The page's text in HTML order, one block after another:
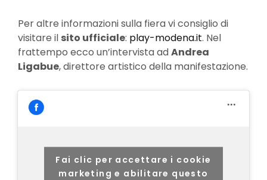
Per altre informazioni sulla fiera vi consiglio di
visitare il sito ufficiale: play-modena.it. Nel
frattempo ecco un’intervista adAndrea
Ligabue, direttore artistico della manifestazione.
Fai clic per accettare i cookie
marketing e abilitare questo